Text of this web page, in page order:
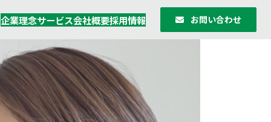
企業理念サービス会社概要採用情報 お問い合わせ